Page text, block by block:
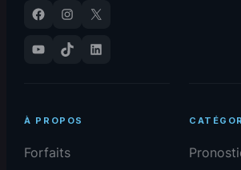
Facebook Instagram
X
YouTube
TikTok LinkedIn
À PROPOS
Forfaits